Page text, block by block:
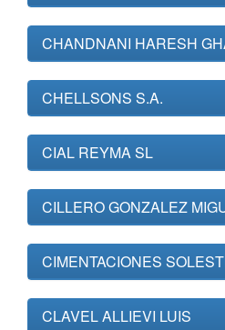
CHANDNANI HARESH
CHELLSONS S.A.
CIAL REYMA SL
CILLERO GONZALEZ
CIMENTACIONES
CLAVEL ALLIEVI LUIS